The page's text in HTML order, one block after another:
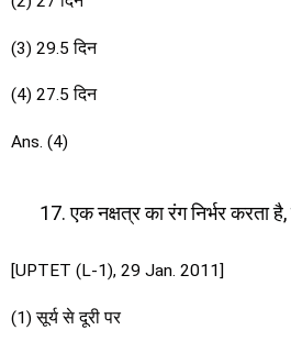
(3) 29.5 दिन
(4) 27.5 दिन
Ans. (4)
एक नक्षत्र का रंग निर्भर करता
[UPTET (L-1), 29 Jan. 2011]
(1) सूर्य से दूरी पर